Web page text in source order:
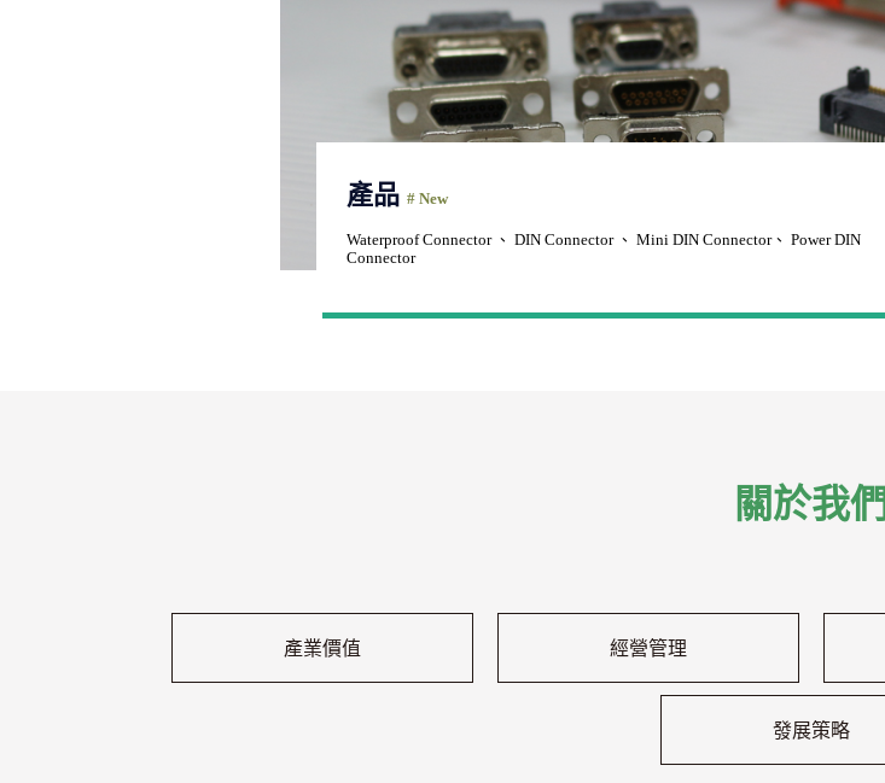
產品 # New
Waterproof Connector 、 DIN Connector 、 Mini DIN Connector、 Power DIN
Connector
關於我們
產業價值 經營管理
發展策略